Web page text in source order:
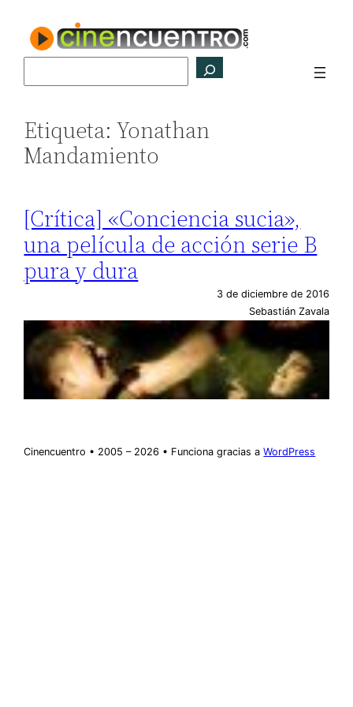
contenido
Etiqueta:Yonathan
Mandamiento
[Crítica] «Conciencia sucia»,
una película de acción serie B
pura y dura
3 de diciembre de 2016
Sebastián Zavala
Cinencuentro • 2005 – 2026 • Funciona gracias aWordPress